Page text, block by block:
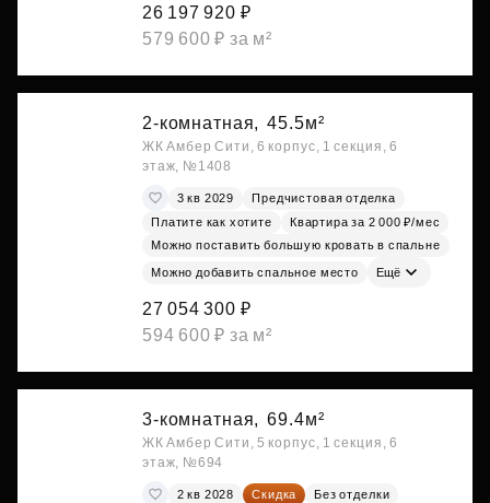
26 197 920 ₽
579 600 ₽ за м²
2-комнатная, 45.5м²
ЖК Амбер Сити, 6 корпус, 1 секция, 6
этаж, №1408
3 кв 2029
Предчистовая отделка
Платите как хотите
Квартира за 2 000 ₽/мес
Можно поставить большую кровать в спальне
Можно добавить спальное место Ещё
27 054 300 ₽
594 600 ₽ за м²
3-комнатная, 69.4м²
ЖК Амбер Сити, 5 корпус, 1 секция, 6
этаж, №694
2 кв 2028 Скидка
Без отделки